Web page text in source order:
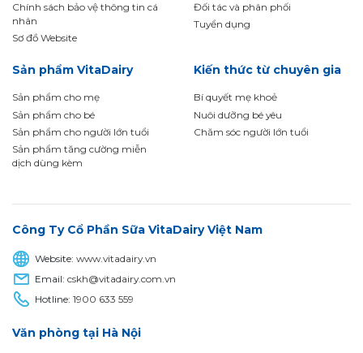
Chính sách bảo vệ thông tin cá
nhân
Sơ đồ Website
Đối tác và phân phối
Tuyển dụng
Sản phẩm VitaDairy
Sản phẩm cho mẹ
Sản phẩm cho bé
Sản phẩm cho người lớn tuổi
Sản phẩm tăng cường miễn
dịch dùng kèm
Kiến thức từ chuyên gia
Bí quyết mẹ khoẻ
Nuôi dưỡng bé yêu
Chăm sóc người lớn tuổi
Công Ty Cổ Phần Sữa VitaDairy Việt Nam
Website:www.vitadairy.vn
Email:cskh@vitadairy.com.vn
Hotline:1900 633 559
Văn phòng tại Hà Nội